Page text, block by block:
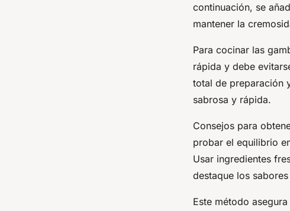
continuación, se
mantener la
Para cocinar las
rápida y debe
total de preparación
sabrosa y rápida.
Consejos para
probar el equilibrio
Usar ingredientes
destaque los
Este método